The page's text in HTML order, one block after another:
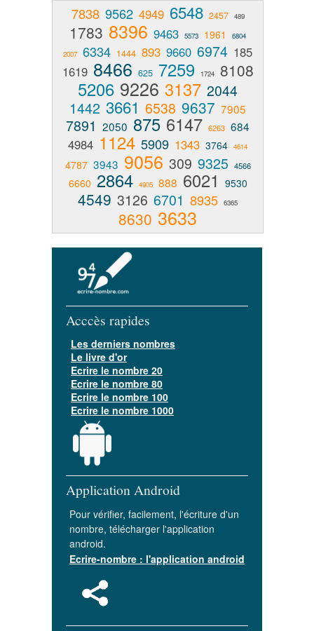
7838 9562 4949 6548 2457 489
1783 8396 9463 5573 1961
6804
2007 6334 1444 893 9660 6974 185
1619 8466 625 7259 1724 8108
5206 9226 3137 2044
1442 3661 6538 9637 7905
7891 2050 875 6147 6263 684
4984 1124 5909 1343 3764 4614
4787 3943 9056 309 9325 4566
6660 2864 4905 888 6021 9530
4549 3126 6701 8935 6365
8630 3633
Acccès rapides
Les derniers nombres
Le livre d'or
Ecrire le nombre 20
Ecrire le nombre 80
Ecrire le nombre 100
Ecrire le nombre 1000
Application Android
Pour vérifier, facilement, l'écriture d'un
nombre, télécharger l'application
android.
Ecrire-nombre : l'application android